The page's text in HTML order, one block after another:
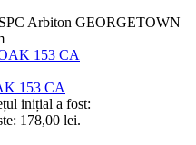
Arbiton GEORGETOWN
153 CA
inițial a fost:
178,00 lei.